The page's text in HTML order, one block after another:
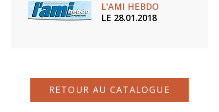
L'AMI HEBDO
LE 28.01.2018
RETOUR AU CATALOGUE